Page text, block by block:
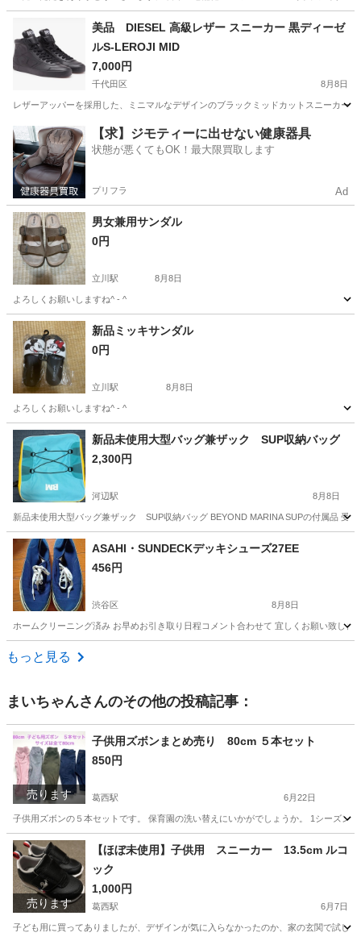
上町駅 バッグ
美品 DIESEL 高級レザー スニーカー 黒ディーゼ
ルS-LEROJI MID
7,000円
千代田区 8月8日
レザーアッパーを採用した、ミニマルなデザインのブラックミッドカットスニーカ
東京 千代田区 靴
【求】ジモティーに出せない健康器具
状態が悪くてもOK！最大限買取します
プリフラ Ad
男女兼用サンダル
0円
立川駅 8月8日
よろしくお願いしますね^ - ^
東京 立川市 立川駅 靴 よろしくお願いします
新品ミッキサンダル
0円
立川駅 8月8日
よろしくお願いしますね^ - ^
東京 立川市 立川駅 靴
新品未使用大型バッグ兼ザック SUP収納バッグ
2,300円
河辺駅 8月8日
新品未使用大型バッグ兼ザック SUP収納バッグ BEYOND MARINA SUPの付属品 受
東京 青梅市
ASAHI・SUNDECKデッキシューズ27EE
456円
渋谷区 8月8日
ホームクリーニング済み お早めお引き取り日程コメント合わせて 宜しくお願い致しま
東京 渋谷区
もっと見る
まいちゃんさんのその他の投稿記事：
売ります
子供用ズボンまとめ売り 80cm ５本セット
850円
葛西駅 6月22日
子供用ズボンの５本セットです。 保育園の洗い替えにいかがでしょうか。 1シーズン
東京 江戸川区 葛西駅 キッズ用品
売ります
【ほぼ未使用】子供用 スニーカー 13.5cm ルコ
ック
1,000円
葛西駅 6月7日
子ども用に買ってありましたが、デザインが気に入らなかったのか、家の玄関で試し